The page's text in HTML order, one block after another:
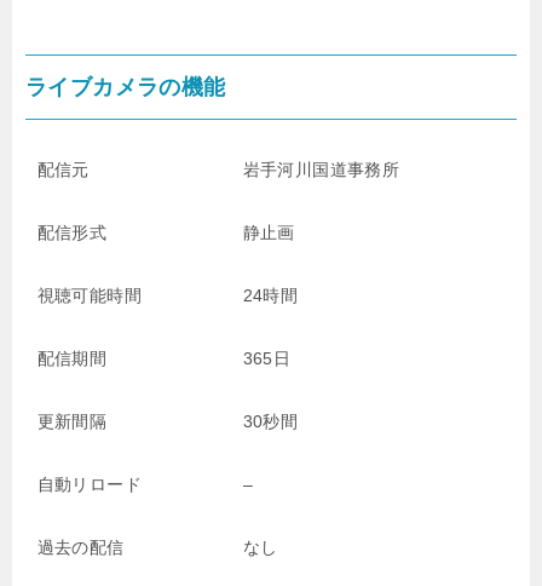
ライブカメラの機能
配信元 岩手河川国道事務所
配信形式 静止画
視聴可能時間 24時間
配信期間 365日
更新間隔 30秒間
自動リロード –
過去の配信 なし